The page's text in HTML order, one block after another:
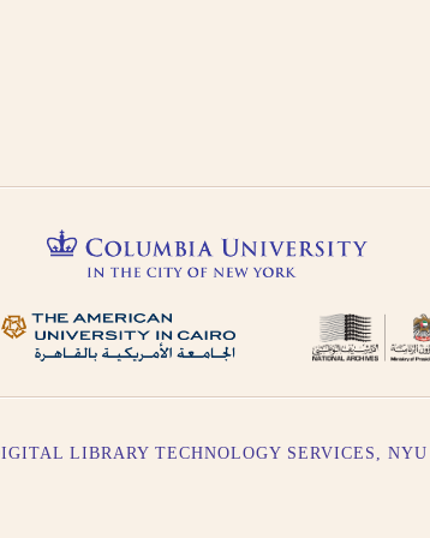
في الترجمة الصوتية باستثناء حالة
LIBRARY TECHNOLOGY SERVICES,